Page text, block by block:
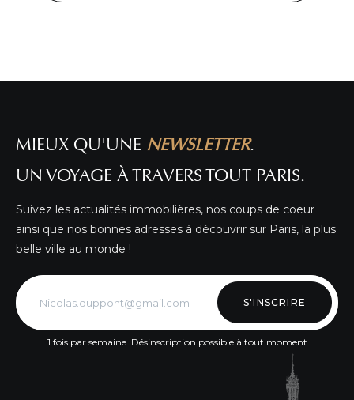
MIEUX QU'UNE NEWSLETTER.
UN VOYAGE À TRAVERS TOUT PARIS.
Suivez les actualités immobilières, nos coups de coeur
ainsi que nos bonnes adresses à découvrir sur Paris, la plus
belle ville au monde !
S'INSCRIRE
1 fois par semaine. Désinscription possible à tout moment